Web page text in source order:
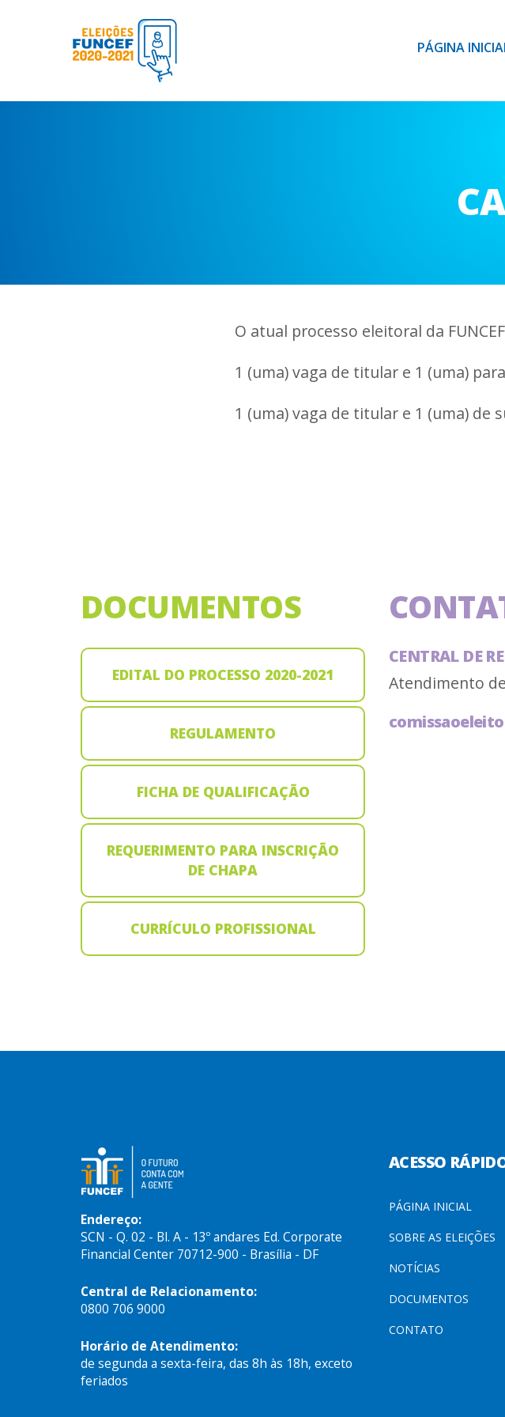
PÁGINA
O atual processo eleitoral da
1 (uma) vaga de titular e 1 (uma)
1 (uma) vaga de titular e 1 (uma) de
DOCUMENTOS
EDITAL DO PROCESSO 2020-2021
REGULAMENTO
FICHA DE QUALIFICAÇÃO
REQUERIMENTO PARA INSCRIÇÃO
DE CHAPA
CURRÍCULO PROFISSIONAL
CENTRAL DE
Atendimento
Endereço:
SCN - Q. 02 - Bl. A - 13º andares Ed. Corporate
Financial Center 70712-900 - Brasília - DF
Central de Relacionamento:
0800 706 9000
Horário de Atendimento:
de segunda a sexta-feira, das 8h às 18h, exceto
feriados
ACESSO
PÁGINA INICIAL
SOBRE AS ELEIÇÕES
NOTÍCIAS
DOCUMENTOS
CONTATO